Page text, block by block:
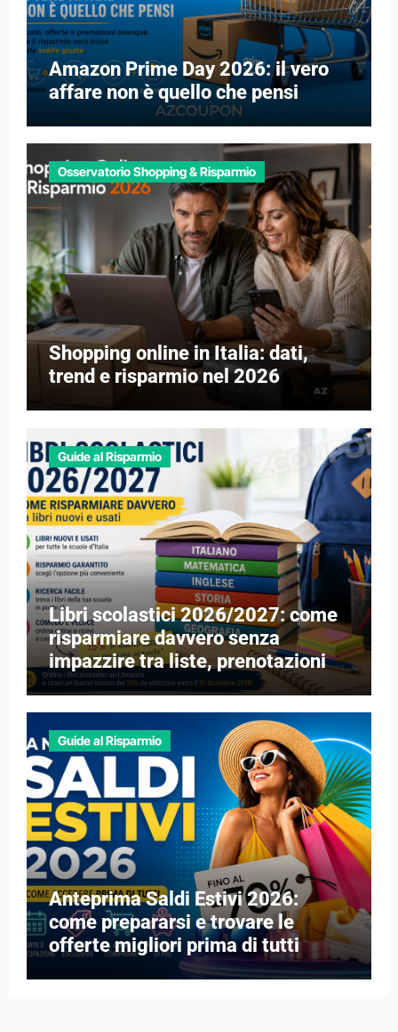
Amazon Prime Day 2026: il vero
affare non è quello che pensi
Osservatorio Shopping & Risparmio
Shopping online in Italia: dati,
trend e risparmio nel 2026
Guide al Risparmio
Libri scolastici 2026/2027: come
risparmiare davvero senza
impazzire tra liste, prenotazioni e
libri esauriti
Guide al Risparmio
Anteprima Saldi Estivi 2026:
come prepararsi e trovare le
offerte migliori prima di tutti